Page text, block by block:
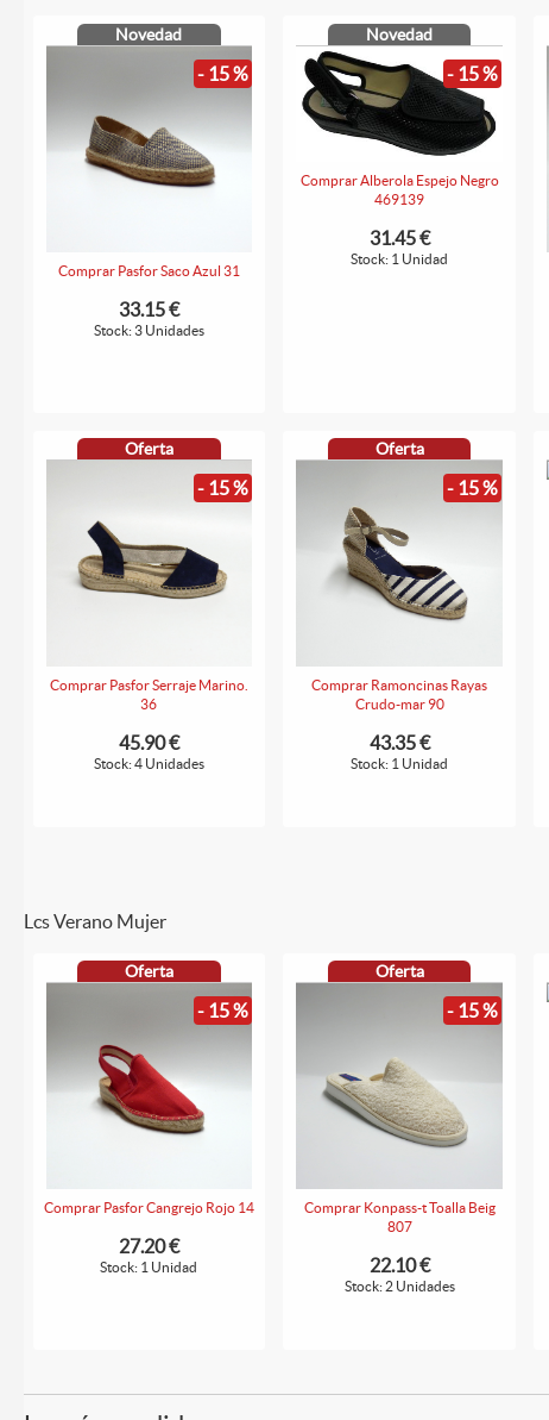
Novedad
- 15 %
Comprar Pasfor Saco Azul 31
33.15 €
Stock: 3 Unidades
Novedad
- 15 %
Comprar Alberola Espejo Negro
469139
31.45 €
Stock: 1 Unidad
Oferta
- 15 %
Comprar Pasfor Serraje Marino.
36
45.90 €
Stock: 4 Unidades
Oferta
- 15 %
Comprar Ramoncinas Rayas
Crudo-mar 90
43.35 €
Stock: 1 Unidad
Lcs Verano Mujer
Oferta
- 15 %
Comprar Pasfor Cangrejo Rojo 14
27.20 €
Stock: 1 Unidad
Oferta
- 15 %
Comprar Konpass-t Toalla Beig
807
22.10 €
Stock: 2 Unidades